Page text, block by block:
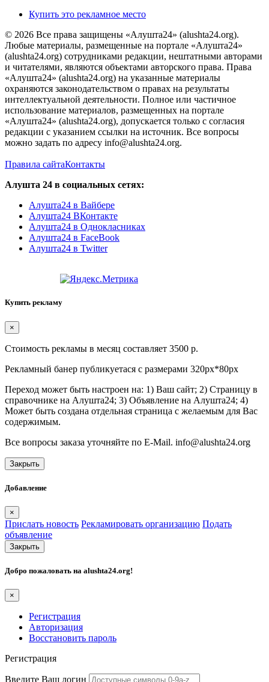
Купить это рекламное место
© 2026 Все права защищены «Алушта24» (alushta24.org).
Любые материалы, размещенные на портале «Алушта24»
(alushta24.org) сотрудниками редакции, нештатными авторами
и читателями, являются объектами авторского права. Права
«Алушта24» (alushta24.org) на указанные материалы
охраняются законодательством о правах на результаты
интеллектуальной деятельности. Полное или частичное
использование материалов, размещенных на портале
«Алушта24» (alushta24.org), допускается только с согласия
редакции с указанием ссылки на источник. Все вопросы
можно задать по адресу info@alushta24.org.
Правила сайтаКонтакты
Алушта 24 в социальных сетях:
Алушта24 в Вайбере
Алушта24 ВКонтакте
Алушта24 в Однокласниках
Алушта24 в FaceBook
Алушта24 в Twitter
Купить рекламу
×
Стоимость рекламы в месяц составляет 3500 р.
Рекламный банер публикуетася с размерами 320px*80px
Переход может быть настроен на: 1) Ваш сайт; 2) Страницу в
справочнике на Алушта24; 3) Объявление на Алушта24; 4)
Может быть создана отдельная страница с желаемым для Вас
содержимым.
Все вопросы заказа уточняйте по E-Mail. info@alushta24.org
Закрыть
Добавление
×
Прислать новость Рекламировать организацию Подать
объявление
Закрыть
Добро пожаловать на alushta24.org!
×
Регистрация
Авторизация
Восстановить пароль
Регистрация
Введите Ваш логин